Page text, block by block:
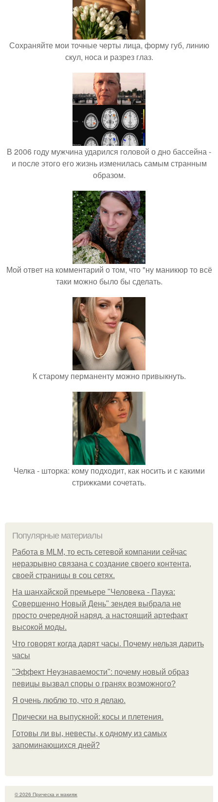
Сохраняйте мои точные черты лица, форму губ, линию
скул, носа и разрез глаз.
В 2006 году мужчина ударился головой о дно бассейна -
и после этого его жизнь изменилась самым странным
образом.
Мой ответ на комментарий о том, что "ну маникюр то всё
таки можно было бы сделать.
К старому перманенту можно привыкнуть.
Челка - шторка: кому подходит, как носить и с какими
стрижками сочетать.
Популярные материалы
Работа в MLM, то есть сетевой компании сейчас
неразрывно связана с создание своего контента,
своей страницы в соц сетях.
На шанхайской премьере "Человека - Паука:
Совершенно Новый День" зендея выбрала не
просто очередной наряд, а настоящий артефакт
высокой моды.
Что говорят когда дарят часы. Почему нельзя дарить
часы
"Эффект Неузнаваемости": почему новый образ
певицы вызвал споры о гранях возможного?
Я очень люблю то, что я делаю.
Прически на выпускной: косы и плетения.
Готовы ли вы, невесты, к одному из самых
запоминающихся дней?
© 2026 Прическа и макияж